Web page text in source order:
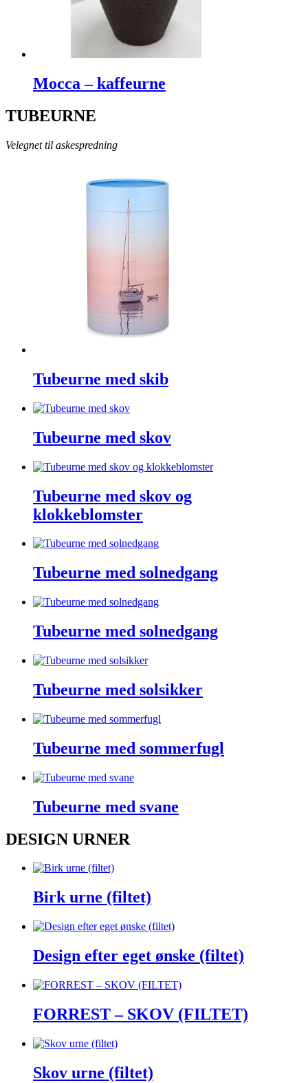
Mocca – kaffeurne
TUBEURNE
Velegnet til askespredning
Tubeurne med skib
Tubeurne med skov
Tubeurne med skov og
klokkeblomster
Tubeurne med solnedgang
Tubeurne med solnedgang
Tubeurne med solsikker
Tubeurne med sommerfugl
Tubeurne med svane
DESIGN URNER
Birk urne (filtet)
Design efter eget ønske (filtet)
FORREST – SKOV (FILTET)
Skov urne (filtet)